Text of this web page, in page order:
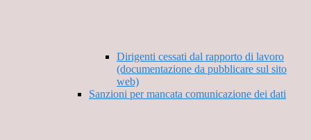
Dirigenti cessati dal rapporto di lavoro
(documentazione da pubblicare sul sito
web)
Sanzioni per mancata comunicazione dei dati